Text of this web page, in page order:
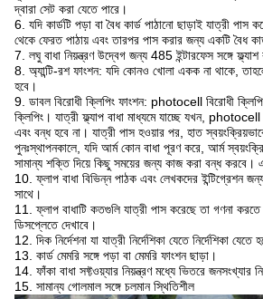
দ্বারা সেট করা যেতে পারে।
6. যদি কার্ডটি পড়া বা বৈধ কার্ড পাঠানো ছাড়াই যাত্রী পাস
থেকে ফেরত পাঠায় এবং তারপর পাস করার জন্য একটি বৈধ
7. লঘু বাধা নিয়ন্ত্রণ উদ্বেগ জন্য 485 ইন্টারফেস সঙ্গে ফ্ল্যাশ
8. অ্যান্টি-রশ ফাংশন: যদি কোনও খোলা একক না থাকে,
হবে।
9. ডাবল বিরোধী ক্লিপিং ফাংশন: photocell বিরোধী ক্লিপিং
ক্লিপিং। যাত্রী ফ্ল্যাপ বাধা মাধ্যমে যাচ্ছে যখন,
এবং বন্ধ হবে না। যাত্রী পাস হওয়ার পর, হাত
পুনঃস্থাপনকালে, যদি আর্ম কোন বাধা পূরণ করে, আর্ম
সামান্য শক্তি দিয়ে কিছু সময়ের জন্য কাজ করা বন্ধ করবে।
10. ফ্লাপ বাধা বিভিন্ন পাঠক এবং লেখকদের ইন্টিগ্রেশন
সাথে।
11. ফ্লাপ বাধাটি কতগুলি যাত্রী পাস করেছে তা গণনা
ডিসপ্লেতে দেখাবে।
12. দিক নির্দেশনা যা যাত্রী নির্দেশিকা যেতে নির্দেশিকা যেতে
13. কার্ড মেমরি সঙ্গে পড়া বা মেমরি ফাংশন ছাড়া।
14. ফাঁকা বাধা সফ্টওয়্যার নিয়ন্ত্রণ মধ্যে ভিতরে জনসংখ্যার
15. সামান্য গোলমাল সঙ্গে চলমান স্থিতিশীল